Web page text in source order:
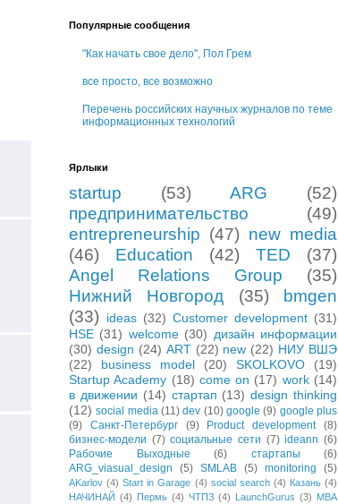
Популярные сообщения
"Как начать свое дело", Пол Грем
все просто, все возможно
Перечень российских научных журналов по теме
информационных технологий
Ярлыки
startup (53) ARG
(52)
предпринимательство
(49)
entrepreneurship (47) new media
(46)
Education (42) TED
(37)
Angel Relations Group
(35)
Нижний Новгород
(35)
bmgen
(33)
ideas (32) Customer development (31)
HSE (31) welcome (30) дизайн информации
(30) design (24) ART (22) new (22) НИУ ВШЭ
(22)
business model (20) SKOLKOVO
(19)
Startup Academy (18) come on (17) work (14)
в движении (14) стартап (13) design thinking
(12) social media (11) dev (10) google (9) google plus
(9)
Санкт-Петербург (9) Product development
(8)
бизнес-модели (7) социальные сети (7) ideann (6)
Рабочие Выходные
(6) стартапы
(6)
ARG_viasual_design
(5) SMLAB (5) monitoring (5)
AKarlov (4) Start in Garage (4) social search (4) Казань (4)
НАЧИНАЙ (4) Пермь (4) ЧТПЗ (4) LaunchGurus (3) MBA